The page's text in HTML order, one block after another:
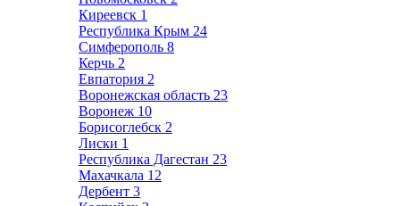
Киреевск 1
Республика Крым 24
Симферополь 8
Керчь 2
Евпатория 2
Воронежская область 23
Воронеж 10
Борисоглебск 2
Лиски 1
Республика Дагестан 23
Махачкала 12
Дербент 3